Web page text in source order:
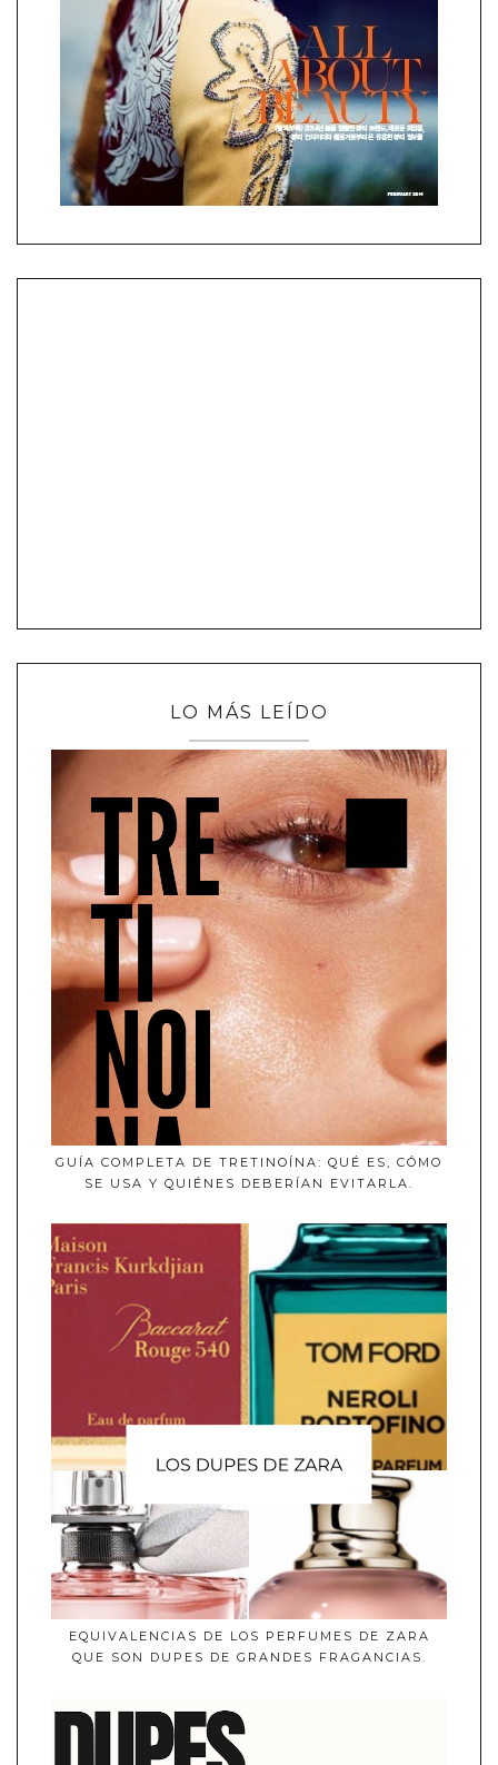
LO MÁS LEÍDO
GUÍA COMPLETA DE TRETINOÍNA: QUÉ ES, CÓMO
SE USA Y QUIÉNES DEBERÍAN EVITARLA.
EQUIVALENCIAS DE LOS PERFUMES DE ZARA
QUE SON DUPES DE GRANDES FRAGANCIAS.